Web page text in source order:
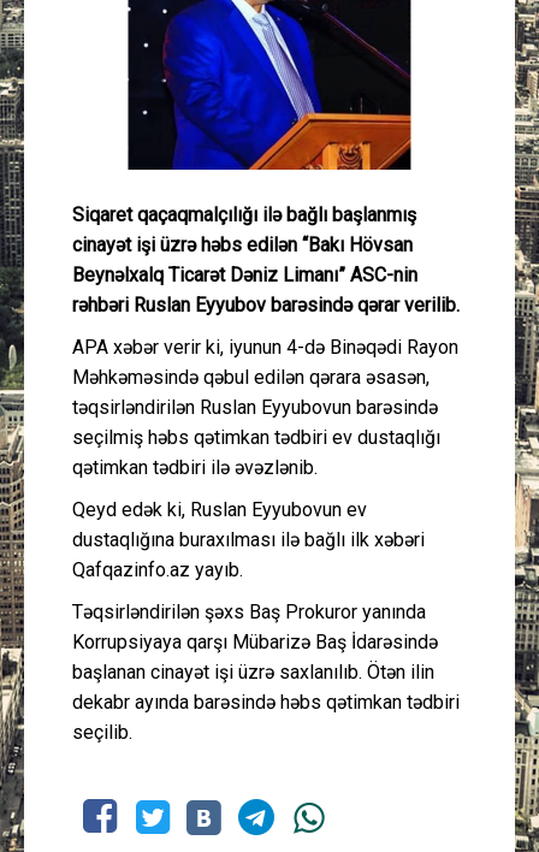
İdman
Layihə
Gündəm
Cəmiyyət
Peşə etikası
Əlaqə
Siqaret qaçaqmalçılığı ilə bağlı başlanmış
cinayət işi üzrə həbs edilən “Bakı Hövsan
Beynəlxalq Ticarət Dəniz Limanı” ASC-nin
rəhbəri Ruslan Eyyubov barəsində qərar verilib.
APA xəbər verir ki, iyunun 4-də Binəqədi Rayon
Məhkəməsində qəbul edilən qərara əsasən,
təqsirləndirilən Ruslan Eyyubovun barəsində
seçilmiş həbs qətimkan tədbiri ev dustaqlığı
qətimkan tədbiri ilə əvəzlənib.
Qeyd edək ki, Ruslan Eyyubovun ev
dustaqlığına buraxılması ilə bağlı ilk xəbəri
Qafqazinfo.az yayıb.
Təqsirləndirilən şəxs Baş Prokuror yanında
Korrupsiyaya qarşı Mübarizə Baş İdarəsində
başlanan cinayət işi üzrə saxlanılıb. Ötən ilin
dekabr ayında barəsində həbs qətimkan tədbiri
seçilib.